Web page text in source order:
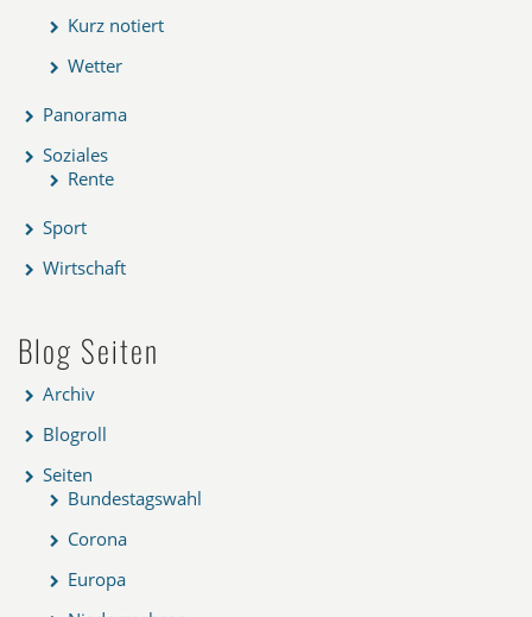
Kurz notiert
Wetter
Panorama
Soziales
Rente
Sport
Wirtschaft
Blog Seiten
Archiv
Blogroll
Seiten
Bundestagswahl
Corona
Europa